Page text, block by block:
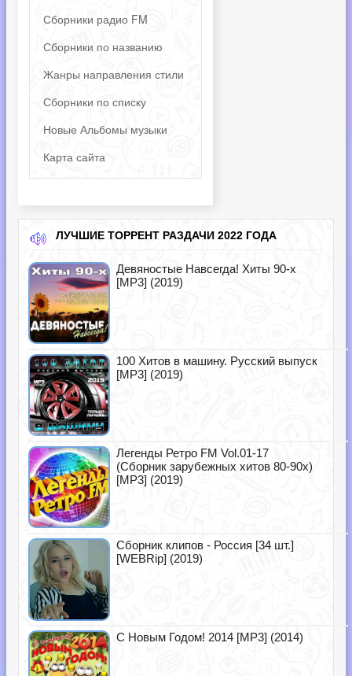
Сборники радио FM
Сборники по названию
Жанры направления стили
Сборники по списку
Новые Альбомы музыки
Карта сайта
ЛУЧШИЕ ТОРРЕНТ РАЗДАЧИ 2022 ГОДА
Девяностые Навсегда! Хиты 90-х
[MP3] (2019)
100 Хитов в машину. Русский выпуск
[MP3] (2019)
Легенды Ретро FM Vol.01-17
(Сборник зарубежных хитов 80-90х)
[MP3] (2019)
Сборник клипов - Россия [34 шт.]
[WEBRip] (2019)
С Новым Годом! 2014 [MP3] (2014)